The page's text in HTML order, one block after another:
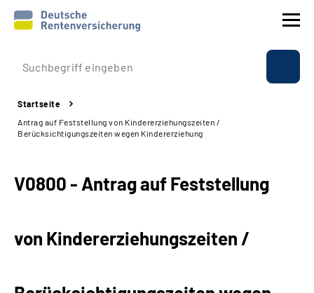
Prävention
Reha
Beratung & Kontakt
Experten
Startseite
Antrag auf Feststellung von Kindererziehungszeiten /
Berücksichtigungszeiten wegen Kindererziehung
V0800 - Antrag auf Feststellung
von Kindererziehungszeiten /